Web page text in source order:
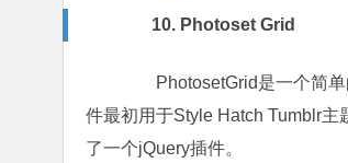
10. Photoset Grid
PhotosetGrid是一个简单
件最初用于Style Hatch Tumblr
了一个jQuery插件。